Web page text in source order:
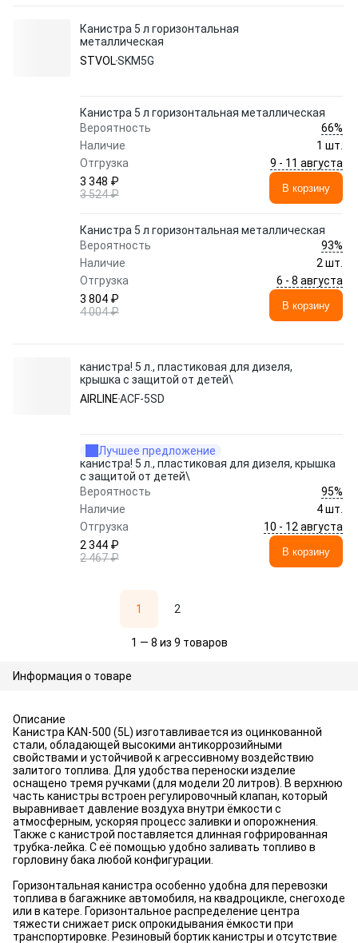
Канистра 5 л горизонтальная
металлическая
STVOLSKM5G
Канистра 5 л горизонтальная металлическая
Вероятность
66%
Наличие
1 шт.
Отгрузка
9 - 11 августа
3 348 ₽
3 524 ₽
В корзину
Канистра 5 л горизонтальная металлическая
Вероятность
93%
Наличие
2 шт.
Отгрузка
6 - 8 августа
3 804 ₽
4 004 ₽
В корзину
канистра! 5 л., пластиковая для дизеля,
крышка с защитой от детей\
AIRLINEACF-5SD
Лучшее предложение
канистра! 5 л., пластиковая для дизеля, крышка
с защитой от детей\
Вероятность
95%
Наличие
4 шт.
Отгрузка
10 - 12 августа
2 344 ₽
2 467 ₽
В корзину
1 2
1 — 8 из 9 товаров
Информация о товаре
Описание
Канистра KAN-500 (5L) изготавливается из оцинкованной
стали, обладающей высокими антикоррозийными
свойствами и устойчивой к агрессивному воздействию
залитого топлива. Для удобства переноски изделие
оснащено тремя ручками (для модели 20 литров). В верхнюю
часть канистры встроен регулировочный клапан, который
выравнивает давление воздуха внутри ёмкости с
атмосферным, ускоряя процесс заливки и опорожнения.
Также с канистрой поставляется длинная гофрированная
трубка-лейка. С её помощью удобно заливать топливо в
горловину бака любой конфигурации.
Горизонтальная канистра особенно удобна для перевозки
топлива в багажнике автомобиля, на квадроцикле, снегоходе
или в катере. Горизонтальное распределение центра
тяжести снижает риск опрокидывания ёмкости при
транспортировке. Резиновый бортик канистры и отсутствие